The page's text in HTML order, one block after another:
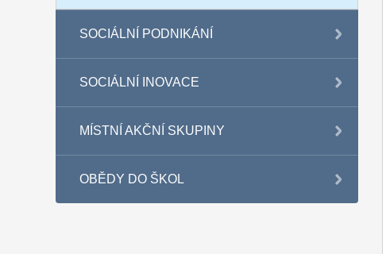
SOCIÁLNÍ PODNIKÁNÍ
SOCIÁLNÍ INOVACE
MÍSTNÍ AKČNÍ SKUPINY
OBĚDY DO ŠKOL